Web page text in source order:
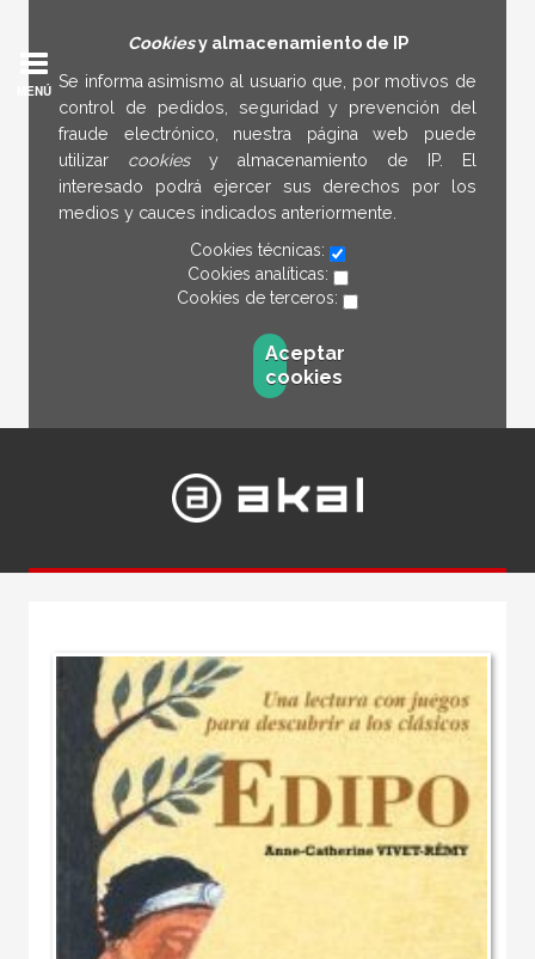
Cookiesy almacenamiento de IP
Se informa asimismo al usuario que, por motivos de
control de pedidos, seguridad y prevención del
fraude electrónico, nuestra página web puede
utilizar cookies y almacenamiento de IP. El
interesado podrá ejercer sus derechos por los
medios y cauces indicados anteriormente.
Cookies técnicas:
Cookies analíticas:
Cookies de terceros:
Aceptar
cookies
MENÚ